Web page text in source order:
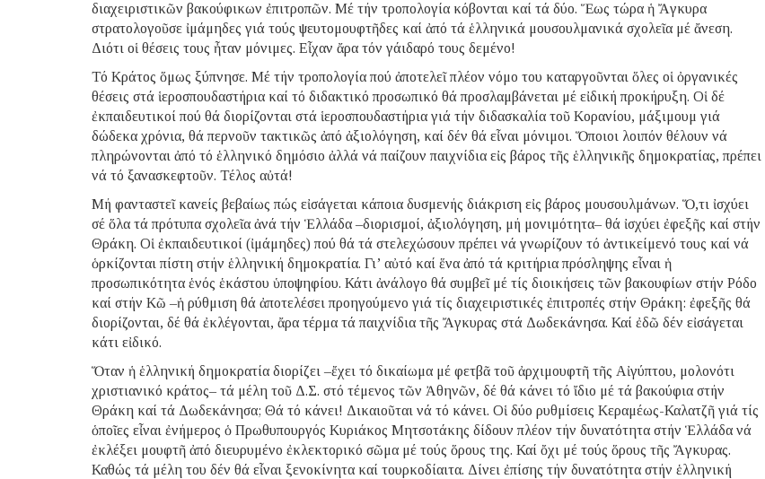
διαχειριστικῶν βακούφικων ἐπιτροπῶν. Μέ τήν τροπολογία κόβονται καί τά δύο. Ἕως τώρα ἡ Ἄγκυρα
στρατολογοῦσε ἰμάμηδες γιά τούς ψευτομουφτῆδες καί ἀπό τά ἑλληνικά μουσουλμανικά σχολεῖα μέ ἄνεση.
Διότι οἱ θέσεις τους ἦταν μόνιμες. Εἶχαν ἄρα τόν γάιδαρό τους δεμένο!
Τό Κράτος ὅμως ξύπνησε. Μέ τήν τροπολογία πού ἀποτελεῖ πλέον νόμο του καταργοῦνται ὅλες οἱ ὀργανικές
θέσεις στά ἱεροσπουδαστήρια καί τό διδακτικό προσωπικό θά προσλαμβάνεται μέ εἰδική προκήρυξη. Οἱ δέ
ἐκπαιδευτικοί πού θά διορίζονται στά ἱεροσπουδαστήρια γιά τήν διδασκαλία τοῦ Κορανίου, μάξιμουμ γιά
δώδεκα χρόνια, θά περνοῦν τακτικῶς ἀπό ἀξιολόγηση, καί δέν θά εἶναι μόνιμοι. Ὅποιοι λοιπόν θέλουν νά
πληρώνονται ἀπό τό ἑλληνικό δημόσιο ἀλλά νά παίζουν παιχνίδια εἰς βάρος τῆς ἑλληνικῆς δημοκρατίας, πρέπει
νά τό ξανασκεφτοῦν. Τέλος αὐτά!
Μή φανταστεῖ κανείς βεβαίως πώς εἰσάγεται κάποια δυσμενής διάκριση εἰς βάρος μουσουλμάνων. Ὅ,τι ἰσχύει
σέ ὅλα τά πρότυπα σχολεῖα ἀνά τήν Ἑλλάδα –διορισμοί, ἀξιολόγηση, μή μονιμότητα– θά ἰσχύει ἐφεξῆς καί στήν
Θράκη. Οἱ ἐκπαιδευτικοί (ἰμάμηδες) πού θά τά στελεχώσουν πρέπει νά γνωρίζουν τό ἀντικείμενό τους καί νά
ὁρκίζονται πίστη στήν ἑλληνική δημοκρατία. Γι’ αὐτό καί ἕνα ἀπό τά κριτήρια πρόσληψης εἶναι ἡ
προσωπικότητα ἑνός ἑκάστου ὑποψηφίου. Κάτι ἀνάλογο θά συμβεῖ μέ τίς διοικήσεις τῶν βακουφίων στήν Ρόδο
καί στήν Κῶ –ἡ ρύθμιση θά ἀποτελέσει προηγούμενο γιά τίς διαχειριστικές ἐπιτροπές στήν Θράκη: ἐφεξῆς θά
διορίζονται, δέ θά ἐκλέγονται, ἄρα τέρμα τά παιχνίδια τῆς Ἄγκυρας στά Δωδεκάνησα. Καί ἐδῶ δέν εἰσάγεται
κάτι εἰδικό.
Ὅταν ἡ ἑλληνική δημοκρατία διορίζει –ἔχει τό δικαίωμα μέ φετβᾶ τοῦ ἀρχιμουφτῆ τῆς Αἰγύπτου, μολονότι
χριστιανικό κράτος– τά μέλη τοῦ Δ.Σ. στό τέμενος τῶν Ἀθηνῶν, δέ θά κάνει τό ἴδιο μέ τά βακούφια στήν
Θράκη καί τά Δωδεκάνησα; Θά τό κάνει! Δικαιοῦται νά τό κάνει. Οἱ δύο ρυθμίσεις Κεραμέως-Καλατζῆ γιά τίς
ὁποῖες εἶναι ἐνήμερος ὁ Πρωθυπουργός Κυριάκος Μητσοτάκης δίδουν πλέον τήν δυνατότητα στήν Ἑλλάδα νά
ἐκλέξει μουφτῆ ἀπό διευρυμένο ἐκλεκτορικό σῶμα μέ τούς ὅρους της. Καί ὄχι μέ τούς ὅρους τῆς Ἄγκυρας.
Καθώς τά μέλη του δέν θά εἶναι ξενοκίνητα καί τουρκοδίαιτα. Δίνει ἐπίσης τήν δυνατότητα στήν ἑλληνική